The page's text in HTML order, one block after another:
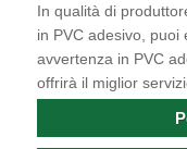
In qualità di
in PVC adesivo,
avvertenza in PVC
offrirà il miglior